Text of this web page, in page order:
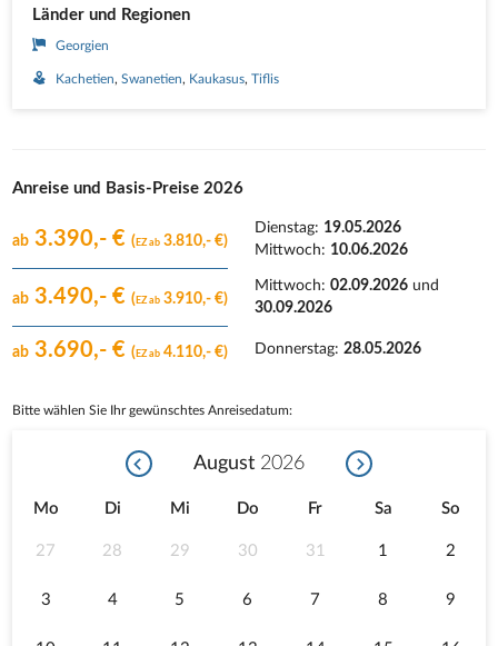
Länder und Regionen
Georgien
Kachetien Swanetien Kaukasus Tiflis
Anreise und Basis-Preise 2026
ab 3.390,- € (EZ ab 3.810,- €)
Dienstag: 19.05.2026
Mittwoch: 10.06.2026
ab 3.490,- € (EZ ab 3.910,- €)
Mittwoch:02.09.2026 und
30.09.2026
ab 3.690,- € (EZ ab 4.110,- €) Donnerstag:28.05.2026
Bitte wählen Sie Ihr gewünschtes Anreisedatum:
August 2026
Mo Di Mi Do Fr Sa So
27 28 29 30 31 1 2
3 4 5 6 7 8 9